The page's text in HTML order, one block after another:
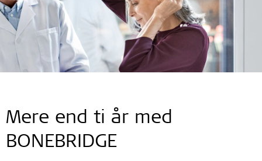
Mere end ti år med
BONEBRIDGE